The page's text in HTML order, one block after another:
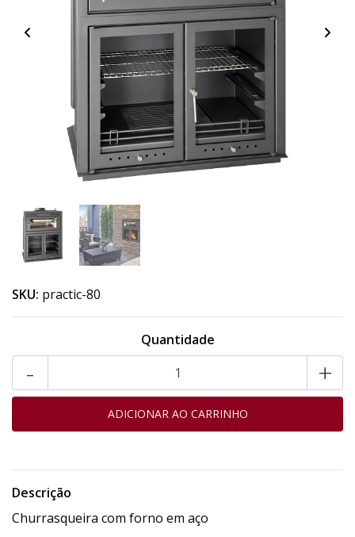
SKU: practic-80
Quantidade
- +
Descrição
Churrasqueira com forno em aço